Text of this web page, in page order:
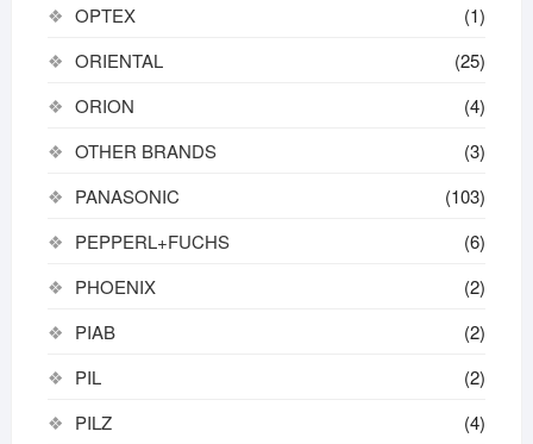
OPTEX
(1)
ORIENTAL
(25)
ORION
(4)
OTHER BRANDS
(3)
PANASONIC
(103)
PEPPERL+FUCHS
(6)
PHOENIX
(2)
PIAB
(2)
PIL
(2)
PILZ
(4)